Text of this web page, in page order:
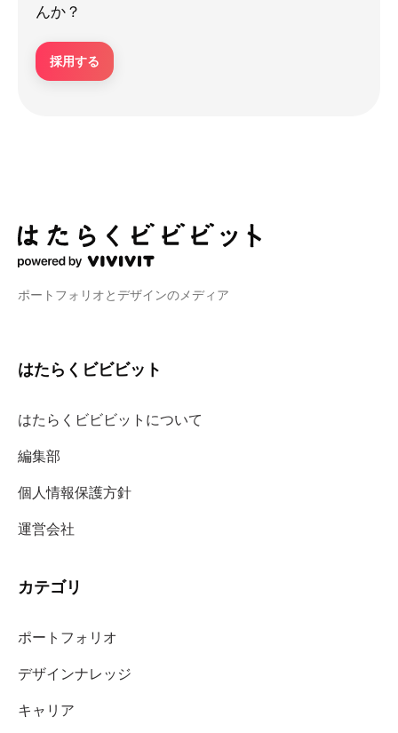
んか？
採用する
ポートフォリオとデザインのメディア
はたらくビビビット
はたらくビビビットについて
編集部
個人情報保護方針
運営会社
カテゴリ
ポートフォリオ
デザインナレッジ
キャリア